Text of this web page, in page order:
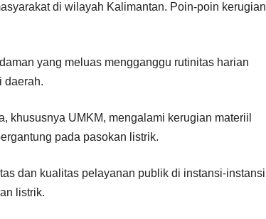
di wilayah Kalimantan. Poin-poin kerugian
yang meluas mengganggu rutinitas harian
daerah.
khususnya UMKM, mengalami kerugian materiil
pada pasokan listrik.
dan kualitas pelayanan publik di instansi-instansi
listrik.